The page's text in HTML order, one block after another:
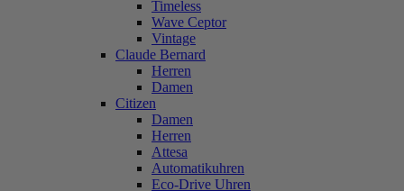
Timeless
Wave Ceptor
Vintage
Claude Bernard
Herren
Damen
Citizen
Damen
Herren
Attesa
Automatikuhren
Eco-Drive Uhren